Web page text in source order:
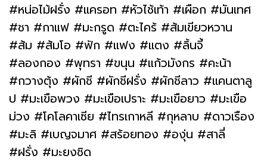
#หน่อไม้ฝรั่ง #แครอท #หัวไช้เท้า #เผือก #มันเทศ
#ชา #กาแฟ #มะกรูด #ตะไคร้ #ส้มเขียวหวาน
#ส้ม #ส้มโอ #ฟัก #แฟง #แตง #ลิ้นจี้
#ลองกอง #พุทรา #ขนุน #แก้วมังกร #คะน้า
#กวางตุ้ง #ผักชี #ผักชีฝรั่ง #ผักชีลาว #แคนตาลู
ป #มะเขือพวง #มะเขือเปราะ #มะเขือยาว #มะเขือ
ม่วง #โคโลคาเซีย #ไทรเกาหลี #กุหลาบ #ดาวเรือง
#มะลิ #เบญจมาศ #สร้อยทอง #องุ่น #สาลี่
#ฝรั่ง #มะยงชิด